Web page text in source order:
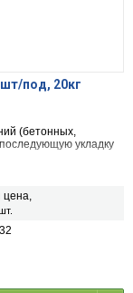
под, 20кг
(бетонных,
укладку
цена,